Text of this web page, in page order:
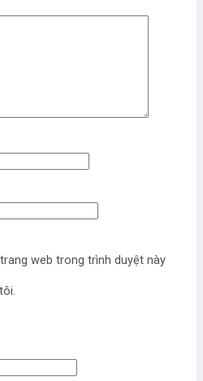
web trong trình duyệt này